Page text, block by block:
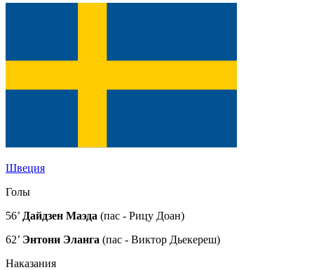
Швеция
Голы
56’ Дайдзен Маэда (пас - Рицу Доан)
62’ Энтони Эланга (пас - Виктор Дьекереш)
Наказания